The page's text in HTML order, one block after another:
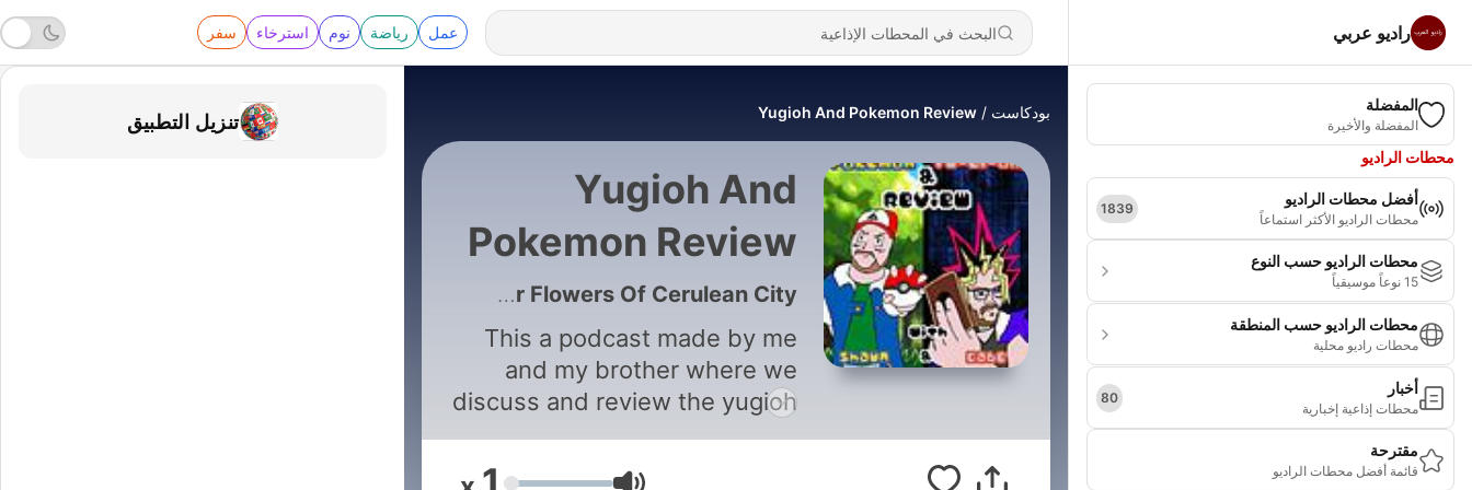
راديو عربي عمل رياضة نوم استرخاء سفر
المفضلة
المفضلة والأخيرة
محطات الراديو
أفضل محطات الراديو
محطات الراديو الأكثر استماعاً
1839
محطات الراديو حسب النوع
15 نوعاً موسيقياً
محطات الراديو حسب المنطقة
محطات راديو محلية
أخبار
محطات إذاعية إخبارية
80
مقترحة
قائمة أفضل محطات الراديو
بودكاست Yugioh And Pokemon Review
Yugioh And
Pokemon Review
4 - 7. Attack From The Deep/ The Water Flowers Of Cerulean City
This a podcast made by me
and my brother where we
discuss and review the yugioh
and pokemon animes. We are
on Spotify and Apple
تنزيل التطبيق